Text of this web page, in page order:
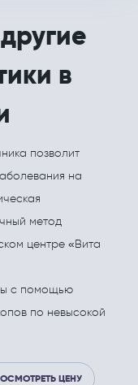
ЦЕНЫ НА УСЛУГИ
МЕДИЦИНСКИЕ ЦЕНТРЫ
ПОЛЕЗНЫЕ СТАТЬИ
в
позволит
на
метод
центре «Вита
с помощью
по невысокой
ЦЕНУ